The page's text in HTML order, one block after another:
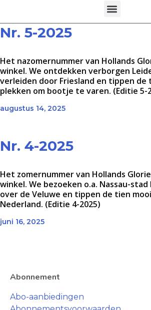
Nr. 5-2025
Het nazomernummer van Hollands
winkel. We ontdekken verborgen
verleiden door Friesland en tippen de
plekken om bootje te varen. (Editie 5-
augustus 14, 2025
Nr. 4-2025
Het zomernummer van Hollands
winkel. We bezoeken o.a. Nassau-
over de Veluwe en tippen de tien
Nederland. (Editie 4-2025)
juni 16, 2025
Abonnement
Abo-aanbiedingen